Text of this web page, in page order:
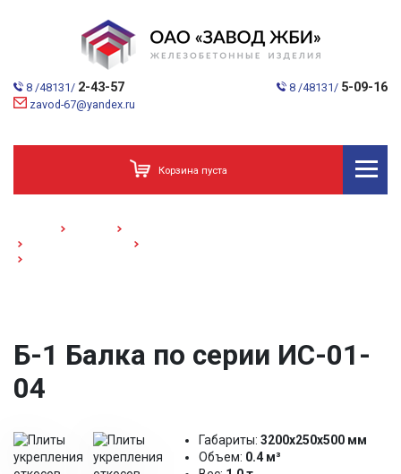
8 /48131/ 2-43-57 8 /48131/ 5-09-16
zavod-67@yandex.ru
Корзина пуста
Б-1 Балка по серии ИС-01-
04
Габариты: 3200x250x500 мм
Объем: 0.4 м³